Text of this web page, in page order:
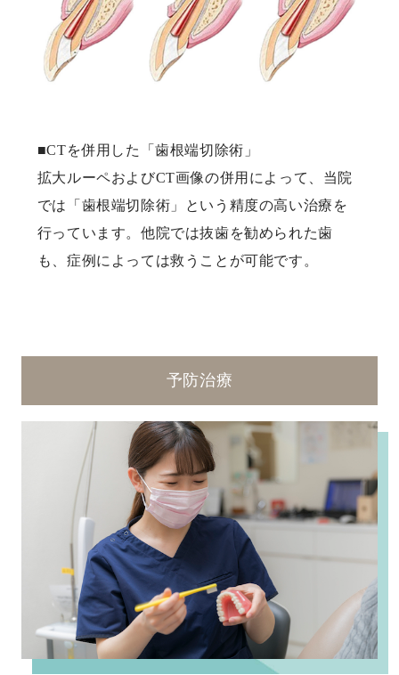
■CTを併用した「歯根端切除術」
拡大ルーペおよびCT画像の併用によって、当院
では「歯根端切除術」という精度の高い治療を
行っています。他院では抜歯を勧められた歯
も、症例によっては救うことが可能です。
予防治療